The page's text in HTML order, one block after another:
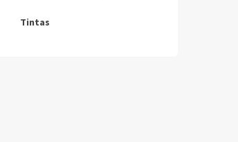
Tintas